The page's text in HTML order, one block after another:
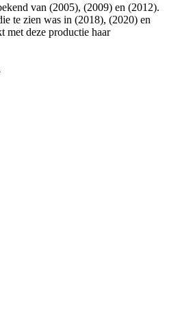
van (2005), (2009) en (2012).
te zien was in (2018), (2020) en
met deze productie haar